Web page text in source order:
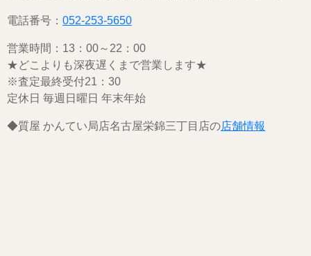
電話番号： 052-253-5650
営業時間：13：00～22：00
★どこよりも深夜遅くまで営業します★
※査定最終受付21：30
定休日 毎週日曜日 年末年始
◆質屋 かんてい局店名古屋栄錦三丁目店の店舗情報